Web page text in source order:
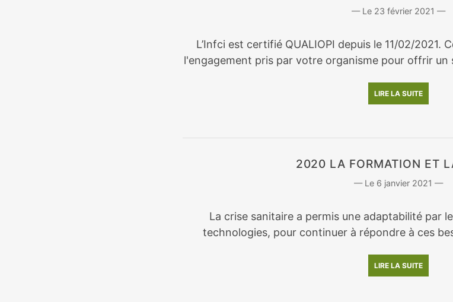
23 février 2021
L’Infci est certifié QUALIOPI depuis le 11/02/
l'engagement pris par votre organisme pour offrir un
LIRE LA SUITE
2020 LA FORMATION ET
6 janvier 2021
La crise sanitaire a permis une adaptabilité par
technologies, pour continuer à répondre à ces
LIRE LA SUITE